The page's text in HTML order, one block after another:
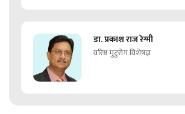
डा. प्रकाश राज रेग्मी
वरिष्ठ मुटुरोग विशेषज्ञ